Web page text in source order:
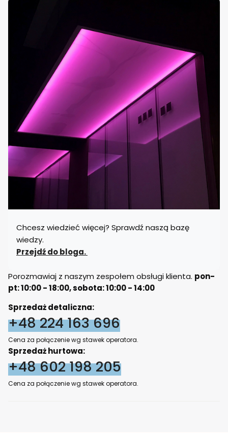
Chcesz wiedzieć więcej? Sprawdź naszą bazę
wiedzy.
Przejdź do bloga.
Porozmawiaj z naszym zespołem obsługi klienta. pon-
pt: 10:00 - 18:00, sobota: 10:00 - 14:00
Sprzedaż detaliczna:
+48 224 163 696
Cena za połączenie wg stawek operatora.
Sprzedaż hurtowa:
+48 602 198 205
Cena za połączenie wg stawek operatora.